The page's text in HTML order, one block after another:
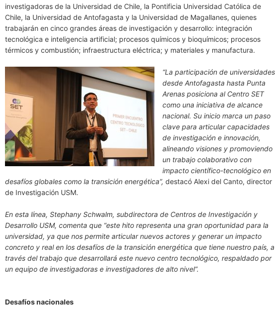
investigadoras de la Universidad de Chile, la Pontificia Universidad Católica de
Chile, la Universidad de Antofagasta y la Universidad de Magallanes, quienes
trabajarán en cinco grandes áreas de investigación y desarrollo: integración
tecnológica e inteligencia artificial; procesos químicos y bioquímicos; procesos
térmicos y combustión; infraestructura eléctrica; y materiales y manufactura.
“La participación de universidades
desde Antofagasta hasta Punta
Arenas posiciona al Centro SET
como una iniciativa de alcance
nacional. Su inicio marca un paso
clave para articular capacidades
de investigación e innovación,
alineando visiones y promoviendo
un trabajo colaborativo con
impacto científico-tecnológico en
desafíos globales como la transición energética”, destacó Alexi del Canto, director
de Investigación USM.
En esta línea, Stephany Schwalm, subdirectora de Centros de Investigación y
Desarrollo USM, comenta que “este hito representa una gran oportunidad para la
universidad, ya que nos permite articular nuevos actores y generar un impacto
concreto y real en los desafíos de la transición energética que tiene nuestro país, a
través del trabajo que desarrollará este nuevo centro tecnológico, respaldado por
un equipo de investigadoras e investigadores de alto nivel”.
Desafíos nacionales